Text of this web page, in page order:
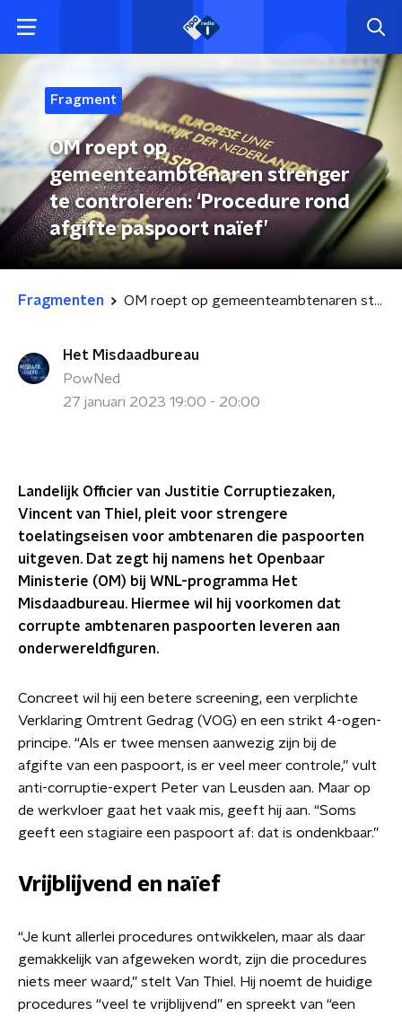
Fragment
OM roept op
gemeenteambtenaren strenger
te controleren: ‘Procedure rond
afgifte paspoort naïef’
Fragmenten OM roept op gemeenteambtenaren strenger te controleren: ‘Procedure rond afgifte paspoort naïef’
Het Misdaadbureau
PowNed
27 januari 2023 19:00 - 20:00
Landelijk Officier van Justitie Corruptiezaken,
Vincent van Thiel, pleit voor strengere
toelatingseisen voor ambtenaren die paspoorten
uitgeven. Dat zegt hij namens het Openbaar
Ministerie (OM) bij WNL-programma Het
Misdaadbureau. Hiermee wil hij voorkomen dat
corrupte ambtenaren paspoorten leveren aan
onderwereldfiguren.
Concreet wil hij een betere screening, een verplichte
Verklaring Omtrent Gedrag (VOG) en een strikt 4-ogen-
principe. “Als er twee mensen aanwezig zijn bij de
afgifte van een paspoort, is er veel meer controle,” vult
anti-corruptie-expert Peter van Leusden aan. Maar op
de werkvloer gaat het vaak mis, geeft hij aan. “Soms
geeft een stagiaire een paspoort af: dat is ondenkbaar.”
Vrijblijvend en naïef
“Je kunt allerlei procedures ontwikkelen, maar als daar
gemakkelijk van afgeweken wordt, zijn die procedures
niets meer waard,” stelt Van Thiel. Hij noemt de huidige
procedures “veel te vrijblijvend” en spreekt van “een